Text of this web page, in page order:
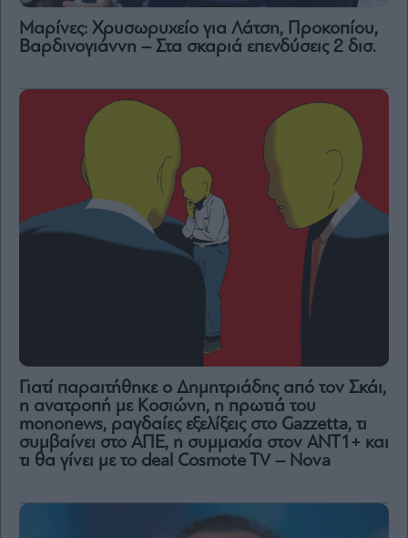
Μαρίνες: Χρυσωρυχείο για Λάτση, Προκοπίου,
Βαρδινογιάννη – Στα σκαριά επενδύσεις 2 δισ.
Γιατί παραιτήθηκε ο Δημητριάδης από τον Σκάι,
η ανατροπή με Κοσιώνη, η πρωτιά του
mononews, ραγδαίες εξελίξεις στο Gazzetta, τι
συμβαίνει στο ΑΠΕ, η συμμαχία στον ΑΝΤ1+ και
τι θα γίνει με το deal Cosmote TV – Nova